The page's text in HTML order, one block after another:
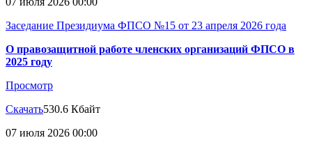
Заседание Президиума ФПСО №15 от 23 апреля 2026 года
О правозащитной работе членских организаций ФПСО в
2025 году
Просмотр
Скачать530.6 Кбайт
07 июля 2026 00:00